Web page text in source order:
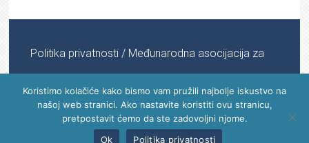
Politika privatnosti / Međunarodna asocijacija za
Reserved
Koristimo kolačiće kako bismo vam pružili najbolje iskustvo na
našoj web stranici. Ako nastavite koristiti ovu stranicu,
pretpostavit ćemo da ste zadovoljni njome.
Ok
Politika privatnosti